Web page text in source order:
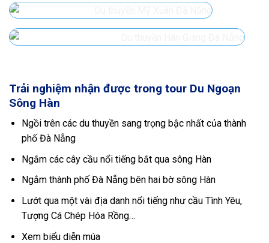
Trải nghiệm nhận được trong tour Du Ngoạn
Sông Hàn
Ngồi trên các du thuyền sang trọng bậc nhất của thành
phố Đà Nẵng
Ngắm các cây cầu nổi tiếng bắt qua sông Hàn
Ngắm thành phố Đà Nẵng bên hai bờ sông Hàn
Lướt qua một vài địa danh nổi tiếng như cầu Tình Yêu,
Tượng Cá Chép Hóa Rồng…
Xem biểu diễn múa